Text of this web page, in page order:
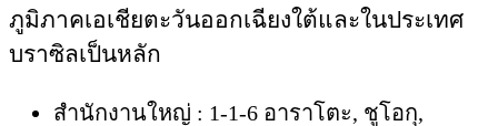
ภูมิภาคเอเชียตะวันออกเฉียงใต้และในประเทศ
บราซิลเป็นหลัก
สำนักงานใหญ่ : 1-1-6 อาราโตะ, ชูโอกุ,